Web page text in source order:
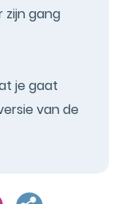
zijn gang
je gaat
van de